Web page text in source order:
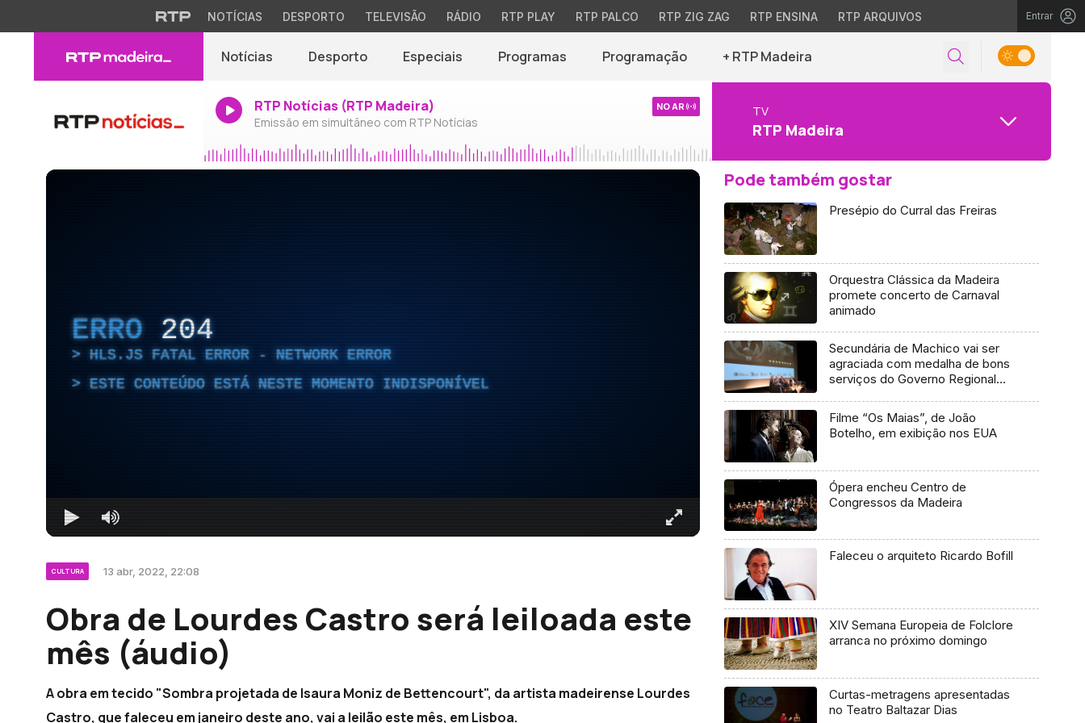
NOTÍCIAS DESPORTO TELEVISÃO RÁDIO RTP PLAY RTP PALCO RTP ZIG ZAG RTP ENSINA RTP ARQUIVOS Entrar
Notícias Desporto Especiais Programas Programação + RTP Madeira
RTP Notícias (RTP Madeira)
Emissão em simultâneo com RTP Notícias
NO AR TV
RTP Madeira
ERRO 204
HLS.JS FATAL ERROR - NETWORK ERROR
ESTE CONTEÚDO ESTÁ NESTE MOMENTO INDISPONÍVEL
CULTURA 13 abr, 2022, 22:08
Obra de Lourdes Castro será leiloada este
mês (áudio)
A obra em tecido "Sombra projetada de Isaura Moniz de Bettencourt", da artista madeirense Lourdes
Castro, que faleceu em janeiro deste ano, vai a leilão este mês, em Lisboa.
Pode também gostar
Presépio do Curral das Freiras
Orquestra Clássica da Madeira
promete concerto de Carnaval
animado
Secundária de Machico vai ser
agraciada com medalha de bons
serviços do Governo Regional
Filme “Os Maias”, de João
Botelho, em exibição nos EUA
Ópera encheu Centro de
Congressos da Madeira
Faleceu o arquiteto Ricardo Bofill
XIV Semana Europeia de Folclore
arranca no próximo domingo
Curtas-metragens apresentadas
no Teatro Baltazar Dias